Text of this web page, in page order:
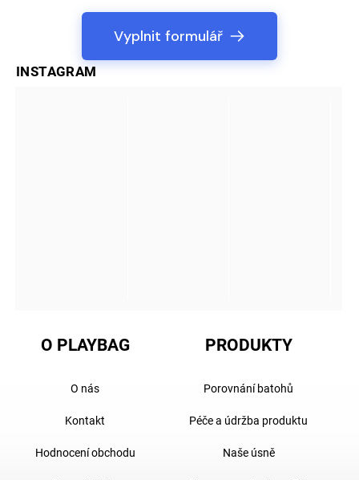
Vyplnit formulář
INSTAGRAM
O PLAYBAG
O nás
Kontakt
Hodnocení obchodu
PRODUKTY
Porovnání batohů
Péče a údržba produktu
Naše úsně